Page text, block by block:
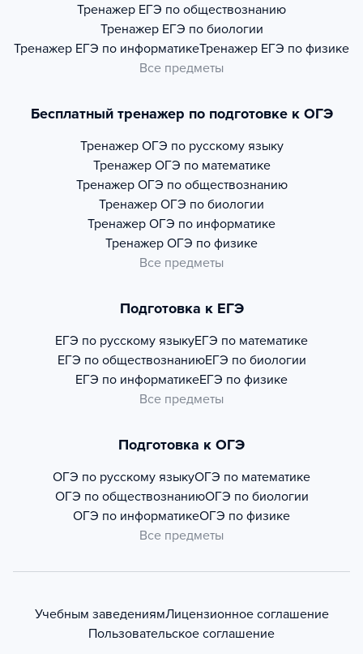
Тренажер ЕГЭ по обществознанию
Тренажер ЕГЭ по биологии
Тренажер ЕГЭ по информатикеТренажер ЕГЭ по физике
Все предметы
Бесплатный тренажер по подготовке к ОГЭ
Тренажер ОГЭ по русскому языку
Тренажер ОГЭ по математике
Тренажер ОГЭ по обществознанию
Тренажер ОГЭ по биологии
Тренажер ОГЭ по информатике
Тренажер ОГЭ по физике
Все предметы
Подготовка к ЕГЭ
ЕГЭ по русскому языкуЕГЭ по математике
ЕГЭ по обществознаниюЕГЭ по биологии
ЕГЭ по информатикеЕГЭ по физике
Все предметы
Подготовка к ОГЭ
ОГЭ по русскому языкуОГЭ по математике
ОГЭ по обществознаниюОГЭ по биологии
ОГЭ по информатикеОГЭ по физике
Все предметы
Учебным заведениямЛицензионное соглашение
Пользовательское соглашение